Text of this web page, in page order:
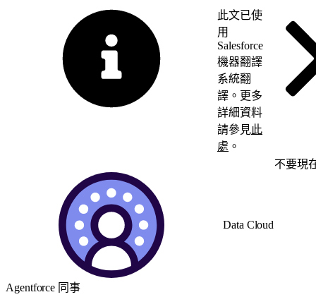
此文已使
用
Salesforce
機器翻譯
系統翻
譯。更多
詳細資料
請參見此
處 。
不要現
Data Cloud
Agentforce 同事